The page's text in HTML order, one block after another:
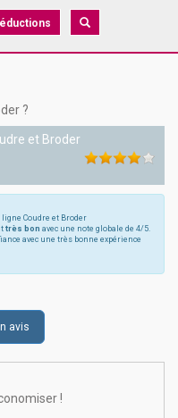
?
et Broder
Coudre et Broder
très bon avec une note globale de 4/5.
avec une très bonne expérience
avis
!